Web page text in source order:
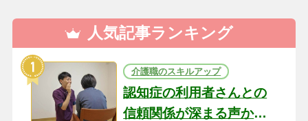
人気記事ランキング
介護職のスキルアップ
認知症の利用者さんとの
信頼関係が深まる声かけ